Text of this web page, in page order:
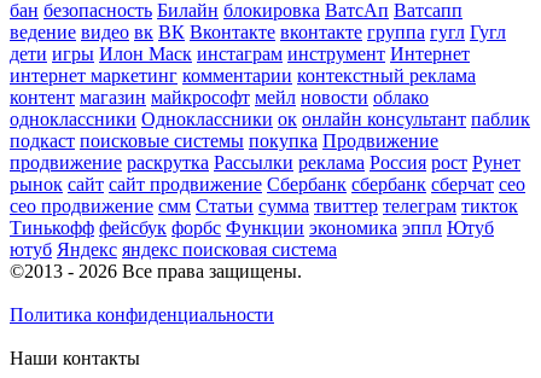
бан безопасность Билайн блокировка ВатсАп Ватсапп
ведение видео вк ВК Вконтакте вконтакте группа гугл Гугл
дети игры Илон Маск инстаграм инструмент Интернет
интернет маркетинг комментарии контекстный реклама
контент магазин майкрософт мейл новости облако
одноклассники Одноклассники ок онлайн консультант паблик
подкаст поисковые системы покупка Продвижение
продвижение раскрутка Рассылки реклама Россия рост Рунет
рынок сайт сайт продвижение Сбербанк сбербанк сберчат сео
сео продвижение смм Статьи сумма твиттер телеграм тикток
Тинькофф фейсбук форбс Функции экономика эппл Ютуб
ютуб Яндекс яндекс поисковая система
©2013 - 2026 Все права защищены.
Политика конфиденциальности
Наши контакты